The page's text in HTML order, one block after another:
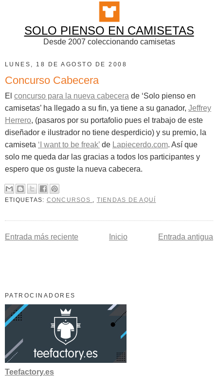
SOLO PIENSO EN CAMISETAS
Desde 2007 coleccionando camisetas
LUNES, 18 DE AGOSTO DE 2008
Concurso Cabecera
El concurso para la nueva cabecera de ‘Solo pienso en
camisetas’ ha llegado a su fin, ya tiene a su ganador, Jeffrey
Herrero, (pasaros por su portafolio pues el trabajo de este
diseñador e ilustrador no tiene desperdicio) y su premio, la
camiseta ‘I want to be freak’ de Lapiecerdo.com. Así que
solo me queda dar las gracias a todos los participantes y
espero que os guste la nueva cabecera.
ETIQUETAS: CONCURSOS , TIENDAS DE AQUÍ
Entrada más reciente Entrada antigua
Inicio
PATROCINADORES
Teefactory.es